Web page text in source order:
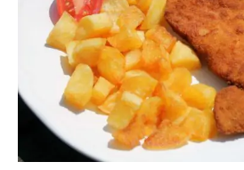
biztonságos környezetben
hőfokon hőkezeljük. Hiába
nem fogja tönkretenni a
megpuhítja. Maga a
azt a célt szolgálja, hogy
magát a „végterméket” is.